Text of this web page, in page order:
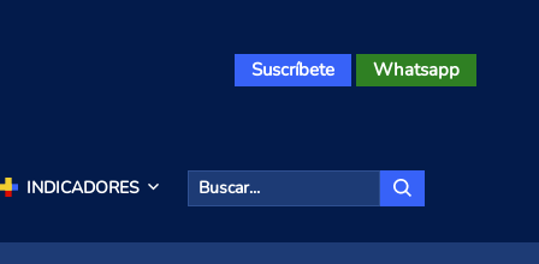
Suscríbete Whatsapp
INDICADORES